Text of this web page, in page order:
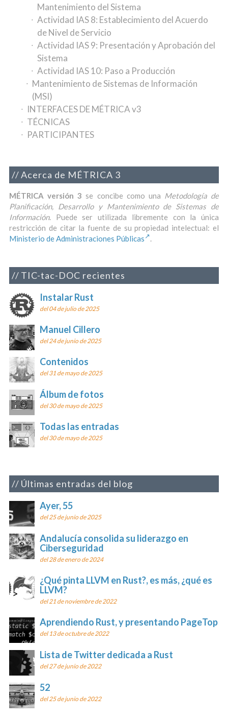
Mantenimiento del Sistema
Actividad IAS 8: Establecimiento del Acuerdo
de Nivel de Servicio
Actividad IAS 9: Presentación y Aprobación del
Sistema
Actividad IAS 10: Paso a Producción
Mantenimiento de Sistemas de Información
(MSI)
INTERFACES DE MÉTRICA v3
TÉCNICAS
PARTICIPANTES
Acerca de MÉTRICA 3
MÉTRICA versión 3 se concibe como una Metodología de
Planificación, Desarrollo y Mantenimiento de Sistemas de
Información. Puede ser utilizada libremente con la única
restricción de citar la fuente de su propiedad intelectual: el
Ministerio de Administraciones Públicas
.
TIC-tac-DOC recientes
Instalar Rust
del 04 de julio de 2025
Manuel Cillero
del 24 de junio de 2025
Contenidos
del 31 de mayo de 2025
Álbum de fotos
del 30 de mayo de 2025
Todas las entradas
del 30 de mayo de 2025
Últimas entradas del blog
Ayer, 55
del 25 de junio de 2025
Andalucía consolida su liderazgo en
Ciberseguridad
del 28 de enero de 2024
¿Qué pinta LLVM en Rust?, es más, ¿qué es
LLVM?
del 21 de noviembre de 2022
Aprendiendo Rust, y presentando PageTop
del 13 de octubre de 2022
Lista de Twitter dedicada a Rust
del 27 de junio de 2022
52
del 25 de junio de 2022